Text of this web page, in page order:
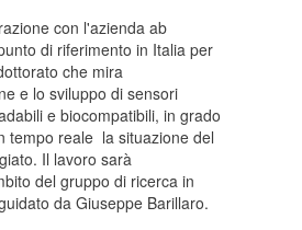
con l'azienda ab
di riferimento in Italia per
che mira
e lo sviluppo di sensori
e biocompatibili, in grado
tempo reale la situazione del
Il lavoro sarà
del gruppo di ricerca in
da Giuseppe Barillaro.